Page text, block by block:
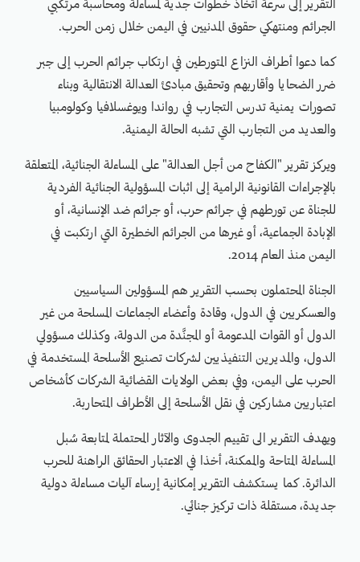
التقرير إلى سرعة اتخاذ خطوات جدية لمساءلة ومحاسبة مرتكبي
الجرائم ومنتهكي حقوق المدنيين في اليمن خلال زمن الحرب.
كما دعوا أطراف النزاع المتورطين في ارتكاب جرائم الحرب إلى جبر
ضرر الضحايا وأقاربهم وتحقيق مبادئ العدالة الانتقالية وبناء
تصورات يمنية تدرس التجارب في رواندا ويوغسلافيا وكولومبيا
والعديد من التجارب التي تشبه الحالة اليمنية.
ويركز تقرير "الكفاح من أجل العدالة" على المساءلة الجنائية، المتعلقة
بالإجراءات القانونية الرامية إلى اثبات المسؤولية الجنائية الفردية
للجناة عن تورطهم في جرائم حرب، أو جرائم ضد الإنسانية، أو
الإبادة الجماعية، أو غيرها من الجرائم الخطيرة التي ارتكبت في
اليمن منذ العام 2014.
الجناة المحتملون بحسب التقرير هم المسؤولين السياسيين
والعسكريين في الدول، وقادة وأعضاء الجماعات المسلحة من غير
الدول أو القوات المدعومة أو المجنَّدة من الدولة، وكذلك مسؤولي
الدول، والمديرين التنفيذيين لشركات تصنيع الأسلحة المستخدمة في
الحرب على اليمن، وفي بعض الولايات القضائية الشركات كأشخاص
اعتباريين مشاركين في نقل الأسلحة إلى الأطراف المتحاربة.
ويهدف التقرير الى تقييم الجدوى والآثار المحتملة لمتابعة سُبل
المساءلة المتاحة والممكنة، أخذا في الاعتبار الحقائق الراهنة للحرب
الدائرة. كما يستكشف التقرير إمكانية إرساء آليات مساءلة دولية
جديدة، مستقلة ذات تركيز جنائي.